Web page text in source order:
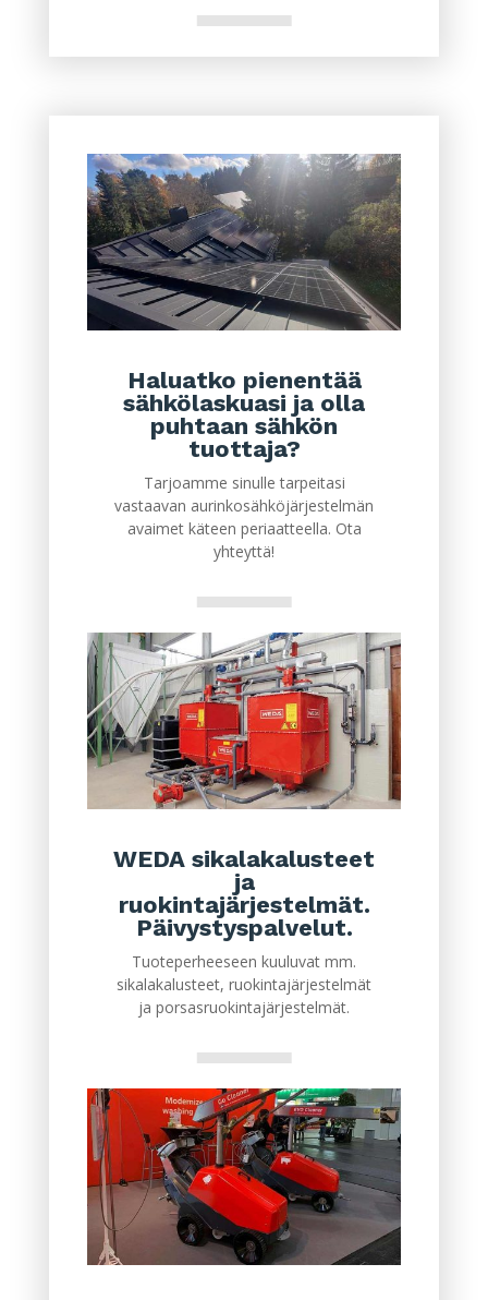
Haluatko pienentää
sähkölaskuasi ja olla
puhtaan sähkön
tuottaja?
Tarjoamme sinulle tarpeitasi
vastaavan aurinkosähköjärjestelmän
avaimet käteen periaatteella. Ota
yhteyttä!
WEDA sikalakalusteet
ja
ruokintajärjestelmät.
Päivystyspalvelut.
Tuoteperheeseen kuuluvat mm.
sikalakalusteet, ruokintajärjestelmät
ja porsasruokintajärjestelmät.